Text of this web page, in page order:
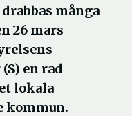
många
26 mars
en rad
lokala
kommun.